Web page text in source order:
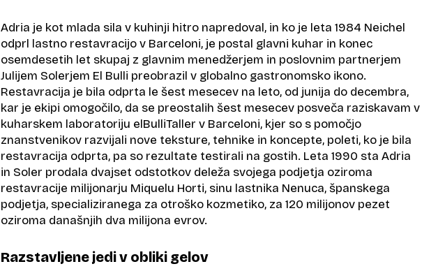
Adria je kot mlada sila v kuhinji hitro napredoval, in ko je leta 1984 Neichel
odprl lastno restavracijo v Barceloni, je postal glavni kuhar in konec
osemdesetih let skupaj z glavnim menedžerjem in poslovnim partnerjem
Julijem Solerjem El Bulli preobrazil v globalno gastronomsko ikono.
Restavracija je bila odprta le šest mesecev na leto, od junija do decembra,
kar je ekipi omogočilo, da se preostalih šest mesecev posveča raziskavam v
kuharskem laboratoriju elBulliTaller v Barceloni, kjer so s pomočjo
znanstvenikov razvijali nove teksture, tehnike in koncepte, poleti, ko je bila
restavracija odprta, pa so rezultate testirali na gostih. Leta 1990 sta Adria
in Soler prodala dvajset odstotkov deleža svojega podjetja oziroma
restavracije milijonarju Miquelu Horti, sinu lastnika Nenuca, španskega
podjetja, specializiranega za otroško kozmetiko, za 120 milijonov pezet
oziroma današnjih dva milijona evrov.
Razstavljene jedi v obliki gelov